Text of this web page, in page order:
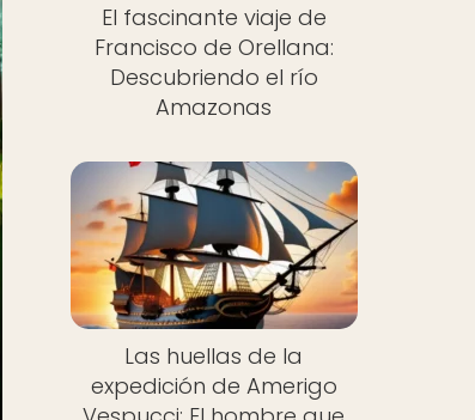
El fascinante viaje de
Francisco de Orellana:
Descubriendo el río
Amazonas
Las huellas de la
expedición de Amerigo